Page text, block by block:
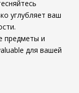
углубляет ваш
предметы и
для вашей